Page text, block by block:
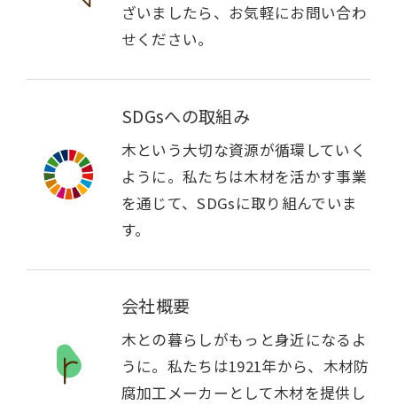
ざいましたら、お気軽にお問い合わ
せください。
SDGsへの取組み
木という大切な資源が循環していく
ように。私たちは木材を活かす事業
を通じて、SDGsに取り組んでいま
す。
会社概要
木との暮らしがもっと身近になるよ
うに。私たちは1921年から、木材防
腐加工メーカーとして木材を提供し